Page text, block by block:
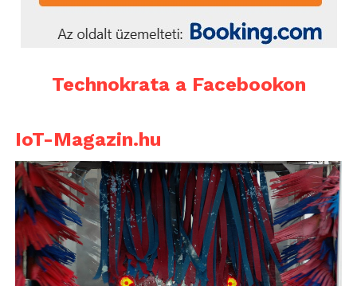
Technokrata a Facebookon
IoT-Magazin.hu